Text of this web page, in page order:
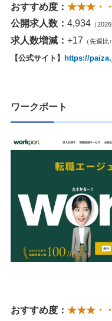
おすすめ度： ★★★・・
公開求人数： 4,934 （
求人数増減： +17 （先週比
【公式サイト】 https://
ワークポート
おすすめ度： ★★★・・